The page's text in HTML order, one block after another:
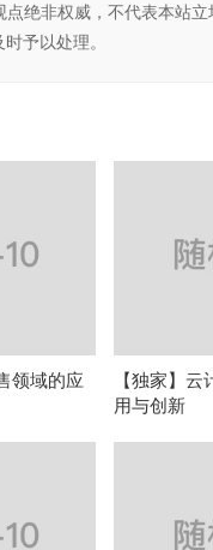
绝非权威，不代表本站
予以处理。
领域的应
【独家】
用与创新